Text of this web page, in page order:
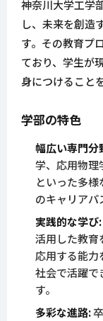
神奈川大学工学
し、未来を創造
す。その教育プ
ており、学生が
身につけること
学部の特色
幅広い専門分
学、応用物理
といった多
のキャリアパ
実践的な学び:
活用した教育
応用する能力
社会で活躍で
す。
多彩な進路: